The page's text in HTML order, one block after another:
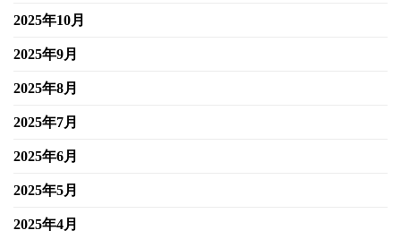
2025年10月
2025年9月
2025年8月
2025年7月
2025年6月
2025年5月
2025年4月